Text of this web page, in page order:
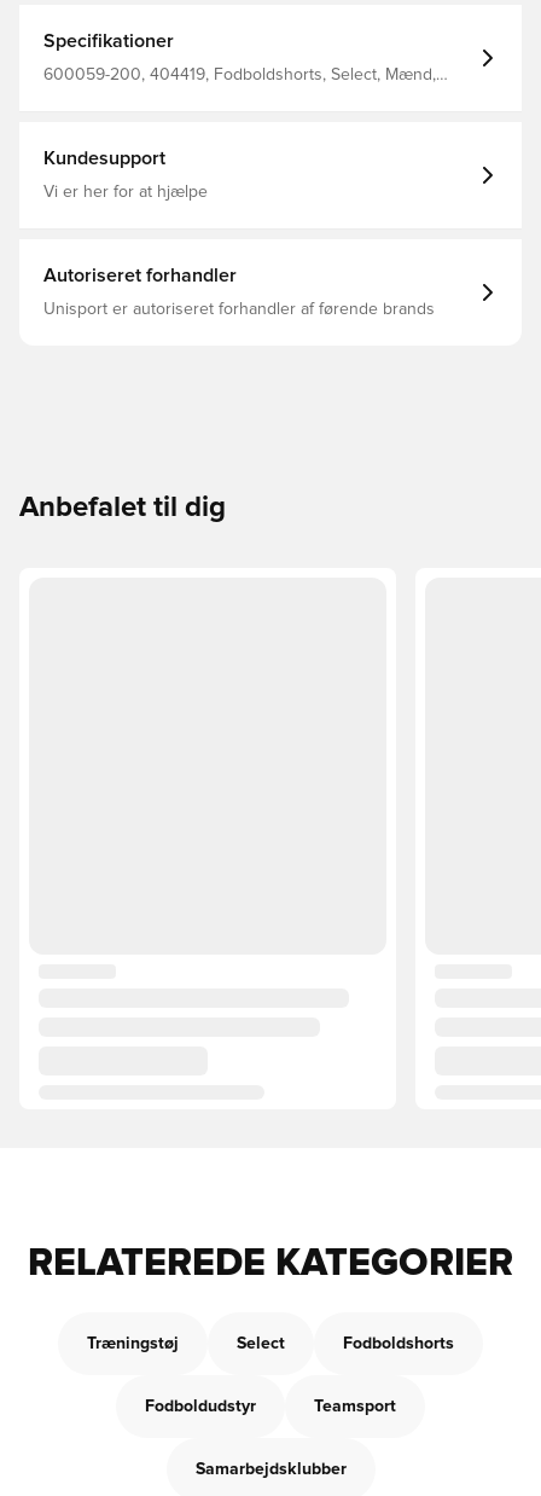
Specifikationer
600059-200, 404419, Fodboldshorts, Select, Mænd,
Kundesupport
Vi er her for at hjælpe
Autoriseret forhandler
Unisport er autoriseret forhandler af førende brands
Anbefalet til dig
RELATEREDE KATEGORIER
Træningstøj Select Fodboldshorts
Fodboldudstyr Teamsport
Samarbejdsklubber